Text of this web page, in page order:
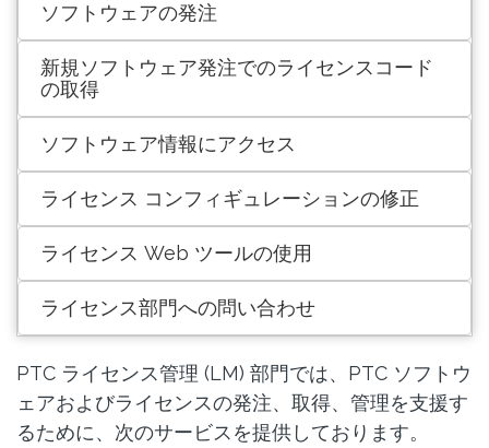
ソフトウェアの発注
新規ソフトウェア発注でのライセンスコード
の取得
ソフトウェア情報にアクセス
ライセンス コンフィギュレーションの修正
ライセンス Web ツールの使用
ライセンス部門への問い合わせ
PTC ライセンス管理 (LM) 部門では、PTC ソフトウ
ェアおよびライセンスの発注、取得、管理を支援す
るために、次のサービスを提供しております。